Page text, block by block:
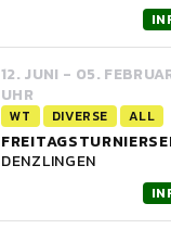
12. JUNI - 05.
UHR
WT DIVERSE ALL
DENZLINGEN